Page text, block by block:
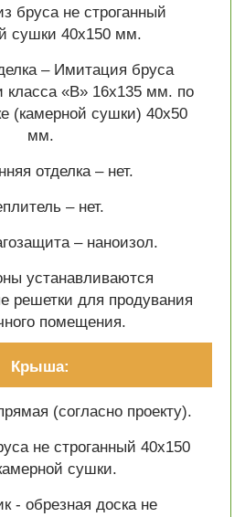
бруса не строганный
сушки 40х150 мм.
– Имитация бруса
класса «В» 16х135 мм. по
(камерной сушки) 40х50
мм.
отделка – нет.
– нет.
– наноизол.
устанавливаются
решетки для продувания
помещения.
Крыша:
(согласно проекту).
не строганный 40х150
сушки.
- обрезная доска не